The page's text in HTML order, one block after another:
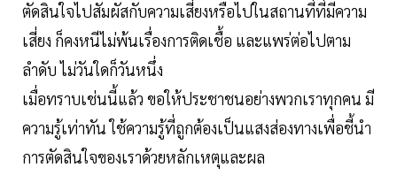
ตัดสินใจไปสัมผัสกับความเสี่ยงหรือไปในสถานที่ที่มีความ
เสี่ยง ก็คงหนีไม่พ้นเรื่องการติดเชื้อ และแพร่ต่อไปตาม
ลำดับ ไม่วันใดก็วันหนึ่ง
เมื่อทราบเช่นนี้แล้ว ขอให้ประชาชนอย่างพวกเราทุกคน มี
ความรู้เท่าทัน ใช้ความรู้ที่ถูกต้องเป็นแสงส่องทางเพื่อชี้นำ
การตัดสินใจของเราด้วยหลักเหตุและผล